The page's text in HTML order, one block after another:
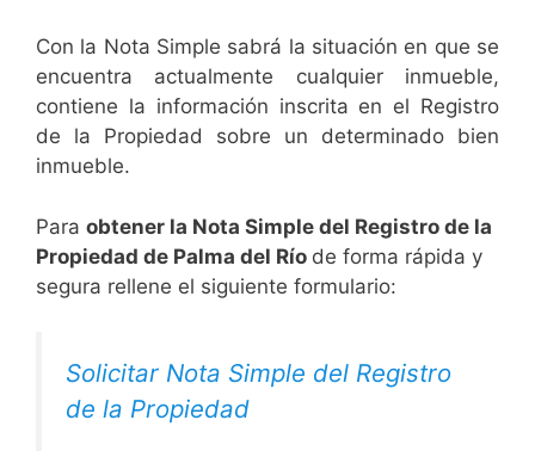
Con la Nota Simple sabrá la situación en que se
encuentra actualmente cualquier inmueble,
contiene la información inscrita en el Registro
de la Propiedad sobre un determinado bien
inmueble.
Para obtener la Nota Simple del Registro de la
Propiedad de Palma del Río de forma rápida y
segura rellene el siguiente formulario:
Solicitar Nota Simple del Registro
de la Propiedad